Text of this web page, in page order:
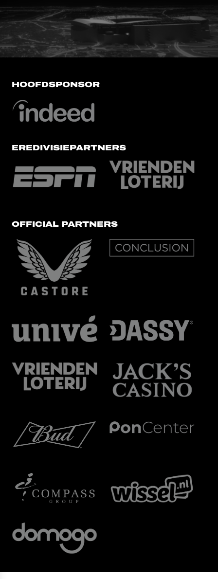
FC Utrecht<br>vanuit<br>het
HOOFDSPONSOR
EREDIVISIEPARTNERS
OFFICIAL PARTNERS